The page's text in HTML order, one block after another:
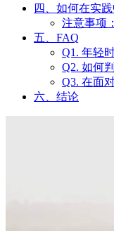
四、如何在实
注意事项：
五、FAQ
Q1. 年轻
Q2. 如何
Q3. 在面
六、结论